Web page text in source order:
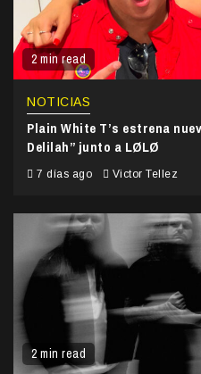
2 min read
NOTICIAS
Plain White T’s estrena
Delilah” junto a LØLØ
7 días ago Victor Tellez
2 min read